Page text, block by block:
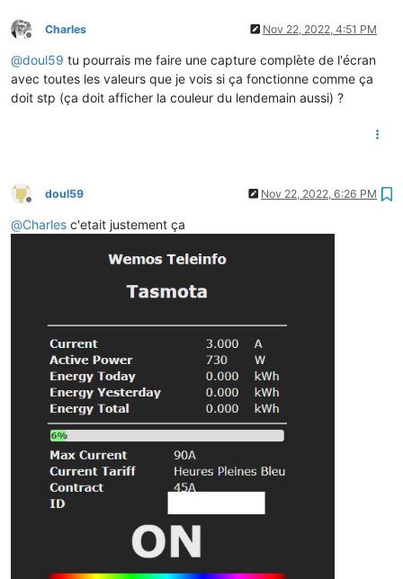
Offline
Charles Nov 22, 2022, 4:51 PM
@doul59 tu pourrais me faire une capture complète de l'écran
avec toutes les valeurs que je vois si ça fonctionne comme ça
doit stp (ça doit afficher la couleur du lendemain aussi) ?
Offline
doul59 Nov 22, 2022, 6:26 PM
@Charles c'etait justement ça